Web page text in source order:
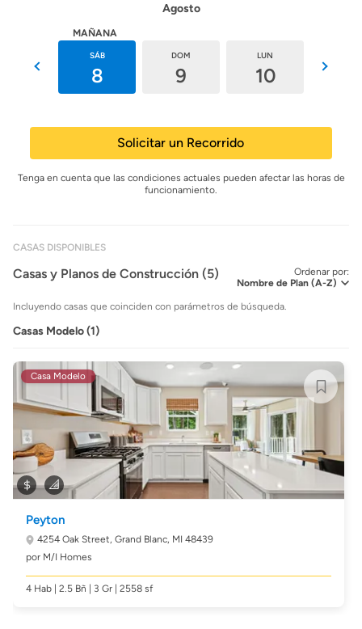
Agosto
MAÑANA
SÁB
8
DOM
9
LUN
10
Solicitar un Recorrido
Tenga en cuenta que las condiciones actuales pueden afectar las horas de
funcionamiento.
CASAS DISPONIBLES
Ordenar por:
Casas y Planos de Construcción (5)
Incluyendo casas que coinciden con parámetros de búsqueda.
Casas Modelo (1)
Casa Modelo
Peyton
4254 Oak Street, Grand Blanc, MI 48439
por M/I Homes
4 Hab | 2.5 Bñ | 3 Gr | 2558 sf